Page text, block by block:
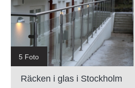
5 Foto
Räcken i glas i Stockholm